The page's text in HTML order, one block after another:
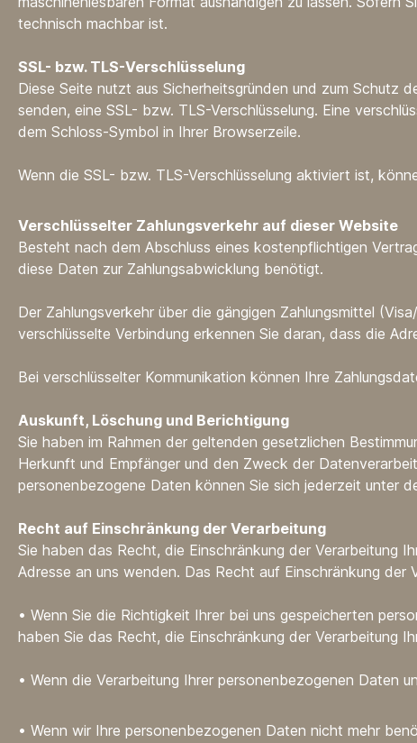
technisch machbar ist.
SSL- bzw. TLS-Verschlüsselung
Diese Seite nutzt aus Sicherheitsgründen und zum Schutz
senden, eine SSL- bzw. TLS-Verschlüsselung. Eine
dem Schloss-Symbol in Ihrer Browserzeile.
Wenn die SSL- bzw. TLS-Verschlüsselung aktiviert ist,
Verschlüsselter Zahlungsverkehr auf dieser Website
Besteht nach dem Abschluss eines kostenpflichtigen
diese Daten zur Zahlungsabwicklung benötigt.
Der Zahlungsverkehr über die gängigen Zahlungsmittel
verschlüsselte Verbindung erkennen Sie daran, dass die
Bei verschlüsselter Kommunikation können Ihre
Auskunft, Löschung und Berichtigung
Sie haben im Rahmen der geltenden gesetzlichen
Herkunft und Empfänger und den Zweck der
personenbezogene Daten können Sie sich jederzeit unter
Recht auf Einschränkung der Verarbeitung
Sie haben das Recht, die Einschränkung der Verarbeitung
Adresse an uns wenden. Das Recht auf Einschränkung der
• Wenn Sie die Richtigkeit Ihrer bei uns gespeicherten
haben Sie das Recht, die Einschränkung der Verarbeitung
• Wenn die Verarbeitung Ihrer personenbezogenen Daten
• Wenn wir Ihre personenbezogenen Daten nicht mehr